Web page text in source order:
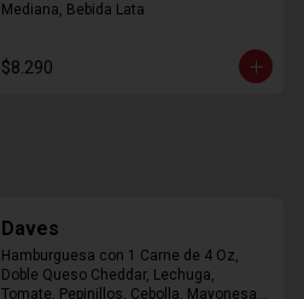
Mediana, Bebida Lata
$8.290
Daves
Hamburguesa con 1 Carne de 4 Oz,
Doble Queso Cheddar, Lechuga,
Tomate, Pepinillos, Cebolla, Mayonesa,